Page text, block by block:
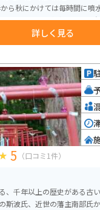
くには公園や水車もあり、
もあるので、休憩がてらに
詳しく見る
5 （口コミ1件）
、千年以上の歴史がある古
斯波氏、近世の藩主南部氏